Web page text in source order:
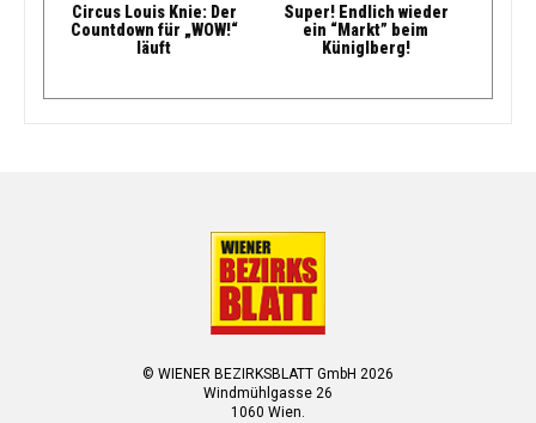
Circus Louis Knie: Der
Countdown für „WOW!“
läuft
Super! Endlich wieder
ein “Markt” beim
Küniglberg!
© WIENER BEZIRKSBLATT GmbH 2026
Windmühlgasse 26
1060 Wien.